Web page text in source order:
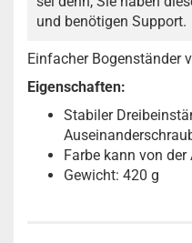
und benötigen Support.
Einfacher Bogenständer
Eigenschaften:
Stabiler
Farbe kann von
Gewicht: 420 g